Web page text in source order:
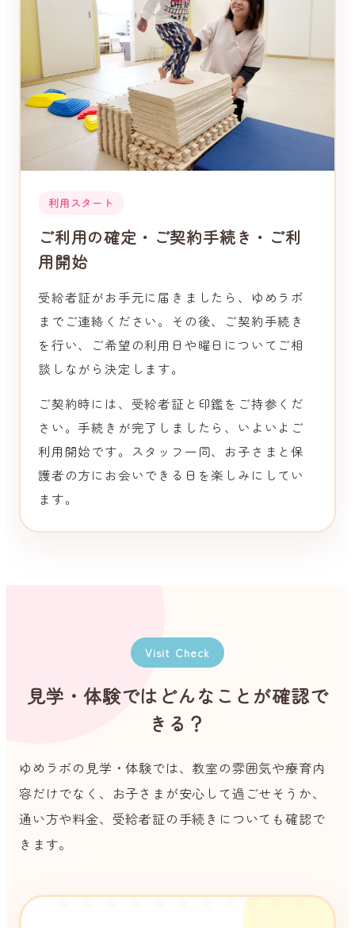
利用スタート
ご利用の確定・ご契約手続き・ご利
用開始
受給者証がお手元に届きましたら、ゆめラボ
までご連絡ください。その後、ご契約手続き
を行い、ご希望の利用日や曜日についてご相
談しながら決定します。
ご契約時には、受給者証と印鑑をご持参くだ
さい。手続きが完了しましたら、いよいよご
利用開始です。スタッフ一同、お子さまと保
護者の方にお会いできる日を楽しみにしてい
ます。
Visit Check
見学・体験ではどんなことが確認で
きる？
ゆめラボの見学・体験では、教室の雰囲気や療育内
容だけでなく、お子さまが安心して過ごせそうか、
通い方や料金、受給者証の手続きについても確認で
きます。